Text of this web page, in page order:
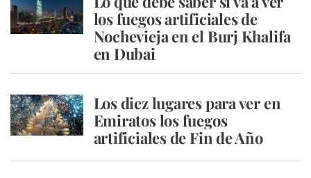
los fuegos artificiales de
Nochevieja en el Burj Khalifa
en Dubai
Los diez lugares para ver en
Emiratos los fuegos
artificiales de Fin de Año